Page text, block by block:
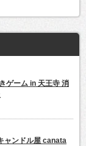
ゲーム in 天王寺 消
ャンドル屋 canata